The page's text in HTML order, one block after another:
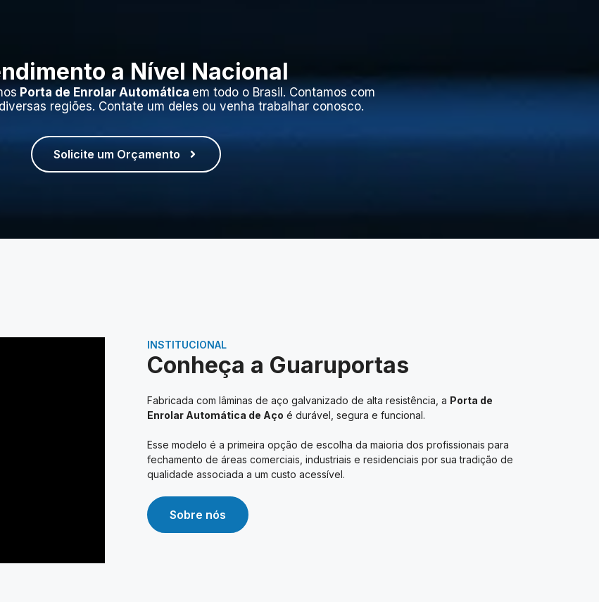
a Nível Nacional
Porta de Enrolar Automática em todo o Brasil. Contamos com
regiões. Contate um deles ou venha trabalhar conosco.
Solicite um Orçamento
INSTITUCIONAL
Conheça a Guaruportas
Fabricada com lâminas de aço galvanizado de alta resistência, a Porta de
Enrolar Automática de Aço é durável, segura e funcional.
Esse modelo é a primeira opção de escolha da maioria dos profissionais para
fechamento de áreas comerciais, industriais e residenciais por sua tradição de
qualidade associada a um custo acessível.
Sobre nós